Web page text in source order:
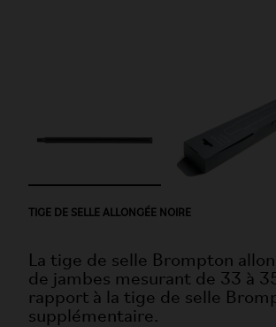
TIGE DE SELLE ALLONGÉE NOIRE
La tige de selle Brompton
de jambes mesurant de 33 à
rapport à la tige de selle
supplémentaire.